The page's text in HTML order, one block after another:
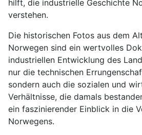
hilft, die industrielle Geschichte
verstehen.
Die historischen Fotos aus dem
Norwegen sind ein wertvolles
industriellen Entwicklung des
nur die technischen
sondern auch die sozialen und
Verhältnisse, die damals
ein faszinierender Einblick in die
Norwegens.